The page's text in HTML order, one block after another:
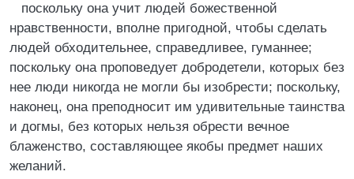
поскольку она учит людей божественной
нравственности, вполне пригодной, чтобы сделать
людей обходительнее, справедливее, гуманнее;
поскольку она проповедует добродетели, которых без
нее люди никогда не могли бы изобрести; поскольку,
наконец, она преподносит им удивительные таинства
и догмы, без которых нельзя обрести вечное
блаженство, составляющее якобы предмет наших
желаний.